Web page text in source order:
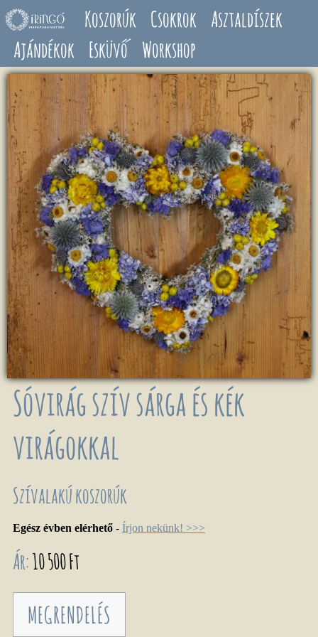
Ugrás a tartalomra Koszorúk Csokrok Asztaldíszek
Ajándékok Esküvő Workshop
Sóvirág szív sárga és kék
virágokkal
Szívalakú koszorúk
Egész évben elérhető - Írjon nekünk! >>>
Ár:10 500 Ft
MEGRENDELÉS